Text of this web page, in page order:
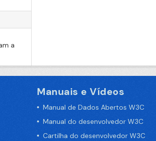
a
Manuais e Vídeos
Manual de Dados Abertos W3C
Manual do desenvolvedor W3C
Cartilha do desenvolvedor W3C